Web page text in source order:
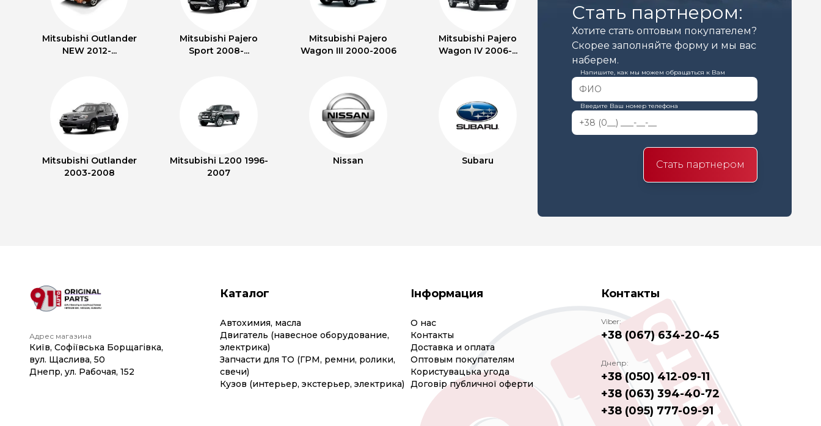
Mitsubishi Outlander
NEW 2012-...
Mitsubishi Pajero
Sport 2008-...
Mitsubishi Pajero
Wagon III 2000-2006
Mitsubishi Pajero
Wagon IV 2006-...
Mitsubishi Outlander
2003-2008
Mitsubishi L200 1996-
2007
Nissan Subaru
Стать партнером:
Хотите стать оптовым покупателем?
Скорее заполняйте форму и мы вас
наберем.
Напишите, как мы можем обращаться к Вам
Введите Ваш номер телефона
Стать партнером
Адрес магазина
Київ, Софіївська Борщагівка,
вул. Щаслива, 50
Днепр, ул. Рабочая, 152
Каталог
Автохимия, масла
Двигатель (навесное оборудование,
электрика)
Запчасти для ТО (ГРМ, ремни, ролики,
свечи)
Кузов (интерьер, экстерьер, электрика)
Інформация
О нас
Контакты
Доставка и оплата
Оптовым покупателям
Користувацька угода
Договір публичної оферти
Контакты
Viber:
+38 (067) 634-20-45
Днепр:
+38 (050) 412-09-11
+38 (063) 394-40-72
+38 (095) 777-09-91